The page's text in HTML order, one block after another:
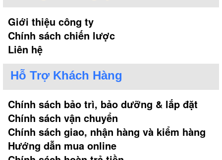
Giới thiệu công ty
Chính sách chiến lược
Liên hệ
Hỗ Trợ Khách Hàng
Chính sách bảo trì, bảo dưỡng & lắp đặt
Chính sách vận chuyển
Chính sách giao, nhận hàng và kiểm hàng
Hướng dẫn mua online